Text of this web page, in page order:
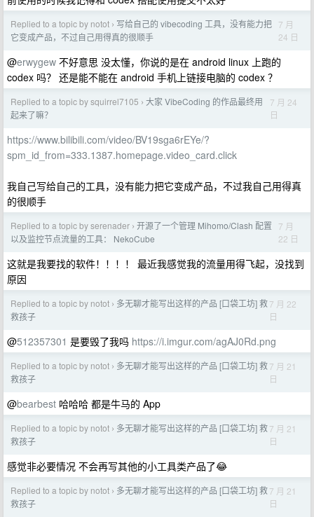
Replied to a topic by notot › 写给自己的 vibecoding 工具，没有能力把
它变成产品，不过自己用得真的很顺手
7 月
24 日
@erwygew 不好意思 没太懂，你说的是在 android linux 上跑的
codex 吗？ 还是能不能在 android 手机上链接电脑的 codex ？
Replied to a topic by squirrel7105 › 大家 VibeCoding 的作品最终用
起来了嘛？
7 月 24
日
https://www.bilibili.com/video/BV19sga6rEYe/?
spm_id_from=333.1387.homepage.video_card.click
我自己写给自己的工具，没有能力把它变成产品，不过我自己用得真
的很顺手
Replied to a topic by serenader › 开源了一个管理 Mihomo/Clash 配置
以及监控节点流量的工具： NekoCube
7 月
22 日
这就是我要找的软件！！！！ 最近我感觉我的流量用得飞起，没找到
原因
Replied to a topic by notot › 多无聊才能写出这样的产品 [口袋工坊] 救
救孩子
7 月 22
日
@512357301 是要毁了我吗 https://i.imgur.com/agAJ0Rd.png
Replied to a topic by notot › 多无聊才能写出这样的产品 [口袋工坊] 救
救孩子
7 月 21
日
@bearbest 哈哈哈 都是牛马的 App
Replied to a topic by notot › 多无聊才能写出这样的产品 [口袋工坊] 救
救孩子
7 月 21
日
感觉非必要情况 不会再写其他的小工具类产品了😂
Replied to a topic by notot › 多无聊才能写出这样的产品 [口袋工坊] 救
救孩子
7 月 21
日